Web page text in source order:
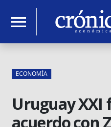
menu
ECONOMÍA
Uruguay XXI
acuerdo con